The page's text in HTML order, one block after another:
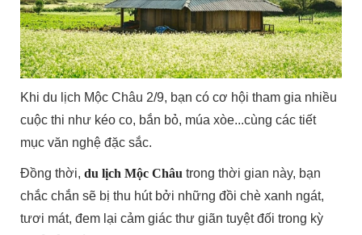
Khi du lịch Mộc Châu 2/9, bạn có cơ hội tham gia nhiều
cuộc thi như kéo co, bắn bỏ, múa xòe...cùng các tiết
mục văn nghệ đặc sắc.
Đồng thời,du lịch Mộc Châu trong thời gian này, bạn
chắc chắn sẽ bị thu hút bởi những đồi chè xanh ngát,
tươi mát, đem lại cảm giác thư giãn tuyệt đối trong kỳ